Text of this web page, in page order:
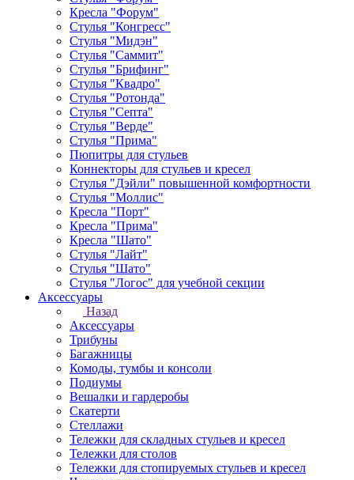
Кресла "Форум"
Стулья "Конгресс"
Стулья "Мидэн"
Стулья "Саммит"
Стулья "Брифинг"
Стулья "Квадро"
Стулья "Ротонда"
Стулья "Септа"
Стулья "Верде"
Стулья "Прима"
Пюпитры для стульев
Коннекторы для стульев и кресел
Стулья "Дэйли" повышенной комфортности
Стулья "Моллис"
Кресла "Порт"
Кресла "Прима"
Кресла "Шато"
Стулья "Лайт"
Стулья "Шато"
Стулья "Логос" для учебной секции
Аксессуары
Назад
Аксессуары
Трибуны
Багажницы
Комоды, тумбы и консоли
Подиумы
Вешалки и гардеробы
Скатерти
Стеллажи
Тележки для складных стульев и кресел
Тележки для столов
Тележки для стопируемых стульев и кресел